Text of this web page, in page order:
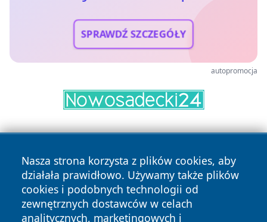
SPRAWDŹ SZCZEGÓŁY
autopromocja
Nasza strona korzysta z plików cookies, aby
działała prawidłowo. Używamy także plików
cookies i podobnych technologii od
zewnętrznych dostawców w celach
analitycznych, marketingowych i
Copyright © 2026 myslowicki24.pl Wszystkie prawa
zastrzeżone.